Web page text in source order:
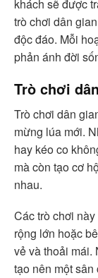
khách sẽ được
trò chơi dân
độc đáo. Mỗi
phản ánh đời
Trò chơi
Trò chơi dân
mừng lúa mới.
hay kéo co
mà còn tạo cơ
nhau.
Các trò chơi
rộng lớn hoặc
vẻ và thoải mái.
tạo nên một